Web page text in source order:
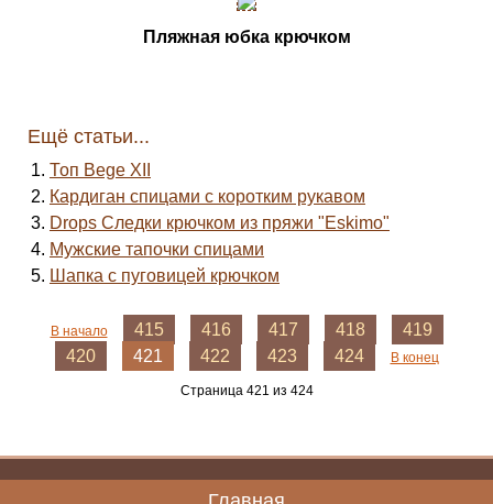
Пляжная юбка крючком
Ещё статьи...
Топ Bege XII
Кардиган спицами с коротким рукавом
Drops Следки крючком из пряжи "Eskimo"
Мужские тапочки спицами
Шапка с пуговицей крючком
В начало 415 416 417 418
419
420
421 422 423 424 В конец
Страница 421 из 424